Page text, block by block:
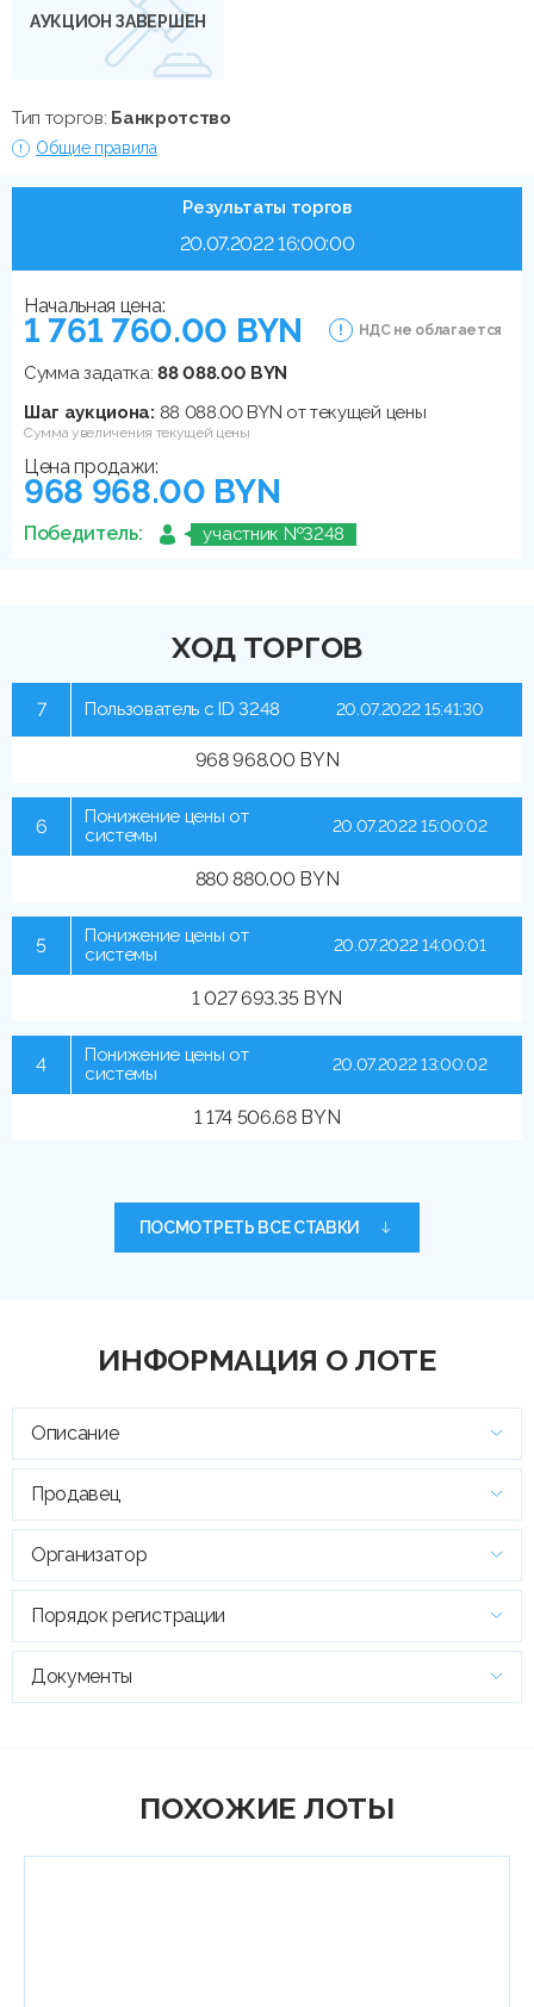
АУКЦИОН ЗАВЕРШЕН
Тип торгов: Банкротство
Общие правила
Результаты торгов
20.07.2022 16:00:00
Начальная цена:
1 761 760.00 BYN НДС не облагается
Сумма задатка:88 088.00 BYN
Шаг аукциона: 88 088.00 BYN от текущей цены
Сумма увеличения текущей цены
Цена продажи:
968 968.00 BYN
Победитель: участник №3248
ХОД ТОРГОВ
7 Пользователь с ID 3248
968 968.00 BYN
20.07.2022 15:41:30
6
Понижение цены от
системы
880 880.00 BYN
20.07.2022 15:00:02
5
Понижение цены от
системы
1 027 693.35 BYN
20.07.2022 14:00:01
4
Понижение цены от
системы
1 174 506.68 BYN
20.07.2022 13:00:02
ПОСМОТРЕТЬ ВСЕ СТАВКИ
ИНФОРМАЦИЯ О ЛОТЕ
Описание
Продавец
Организатор
Порядок регистрации
Документы
ПОХОЖИЕ ЛОТЫ